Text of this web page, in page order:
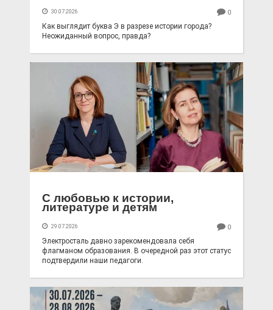
30.07.2026 0
Как выглядит буква Э в разрезе истории города?
Неожиданный вопрос, правда?
С любовью к истории,
литературе и детям
29.07.2026 0
Электросталь давно зарекомендовала себя
флагманом образования. В очередной раз этот статус
подтвердили наши педагоги.